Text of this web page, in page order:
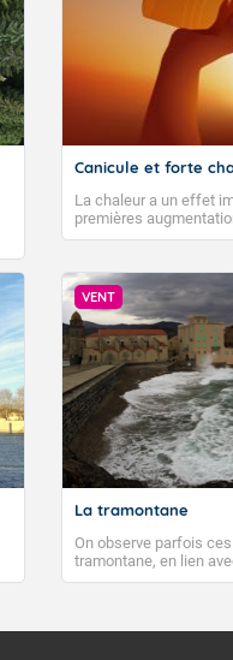
Canicule et forte
La chaleur a un effet
premières
VENT
La tramontane
On observe parfois
tramontane, en lien
de forêt. Mais qu'est-
à nord-ouest, dans un